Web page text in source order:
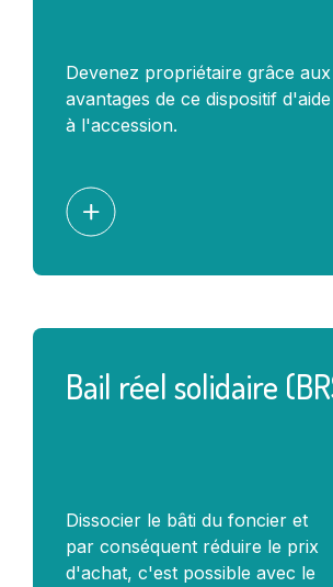
Devenez propriétaire grâce aux
avantages de ce dispositif d'aide
à l'accession.
Bail réel solidaire
Dissocier le bâti du foncier et
par conséquent réduire le prix
d'achat, c'est possible avec le